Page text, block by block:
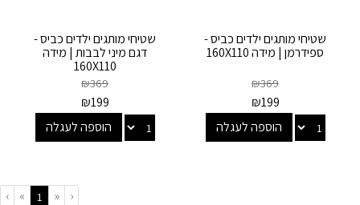
שטיחי מותגים ילדים כביס -
ספידרמן | מידה 160X110
₪369
₪199
הוספה לעגלה
שטיחי מותגים ילדים כביס -
דגם מיני לבבות | מידה
160X110
₪369
₪199
הוספה לעגלה
‹
«
1
»
›